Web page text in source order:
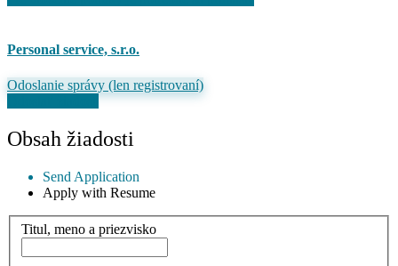
Personal service, s.r.o.
Odoslanie správy (len registrovaní)
Obsah žiadosti
Send Application
Apply with Resume
Titul, meno a priezvisko